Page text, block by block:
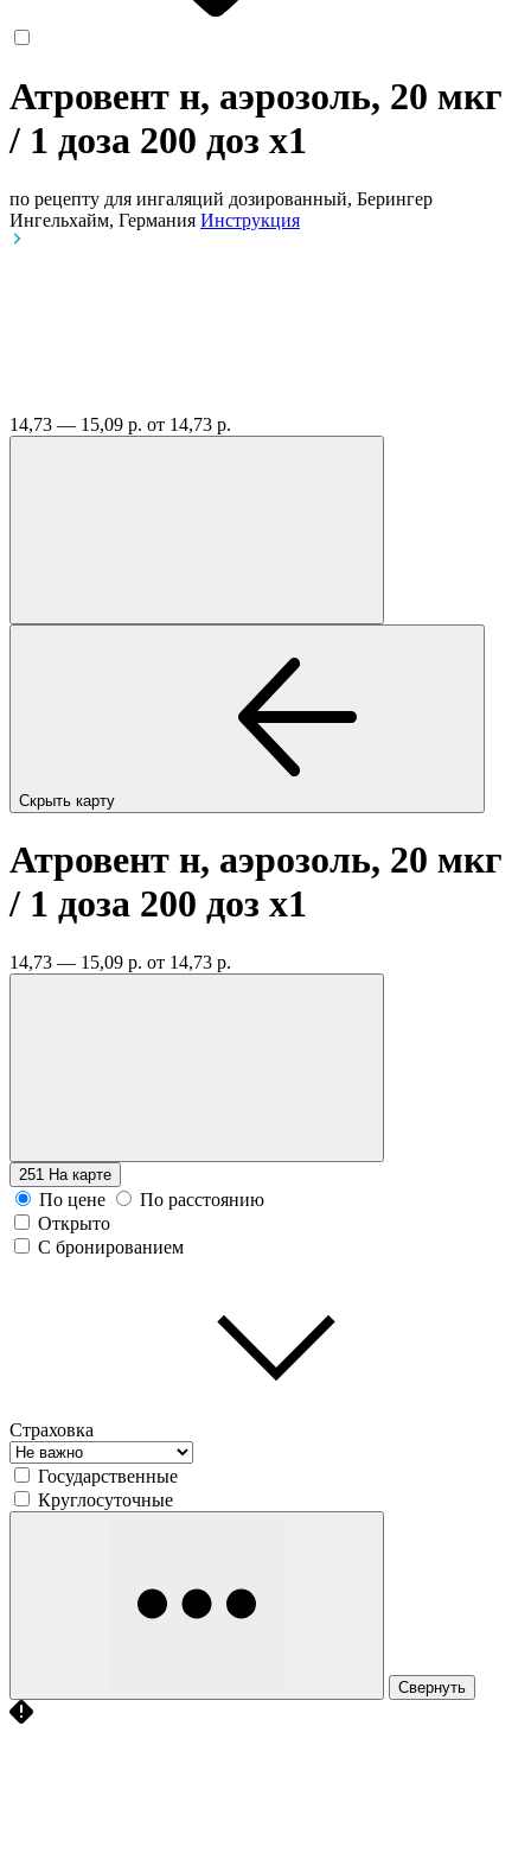
Атровент н, аэрозоль, 20 мкг
/ 1 доза 200 доз x1
по рецепту для ингаляций дозированный, Берингер
Ингельхайм, Германия Инструкция
14,73 — 15,09 р. от 14,73 р.
Скрыть карту
Атровент н, аэрозоль, 20 мкг
/ 1 доза 200 доз x1
14,73 — 15,09 р. от 14,73 р.
251 На карте
По цене
По расстоянию
Открыто
С бронированием
Страховка
Государственные
Круглосуточные
Свернуть